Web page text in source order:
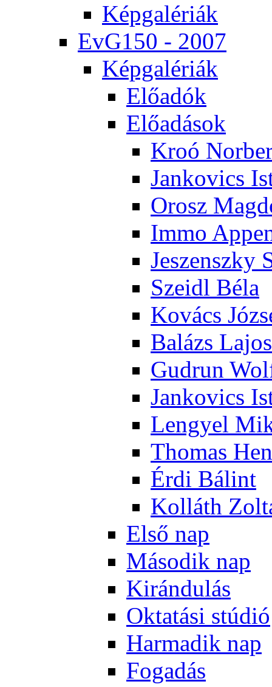
Kép­ga­lé­ri­ák
EvG150 - 2007
Kép­ga­lé­ri­ák
Elő­adók
Elő­adá­sok
Kroó
Jan­ko­vics
Orosz
Im­mo
Je­szensz­ky
Szeidl Bé­la
Ko­vács
Ba­lázs La­jos
Gud­run
Jan­ko­vics
Len­gyel
Tho­mas
Ér­di Bá­lint
Kol­láth
El­ső nap
Má­so­dik nap
Ki­rán­du­lás
Ok­ta­tá­si stú­dió
Har­ma­dik nap
Fo­ga­dás